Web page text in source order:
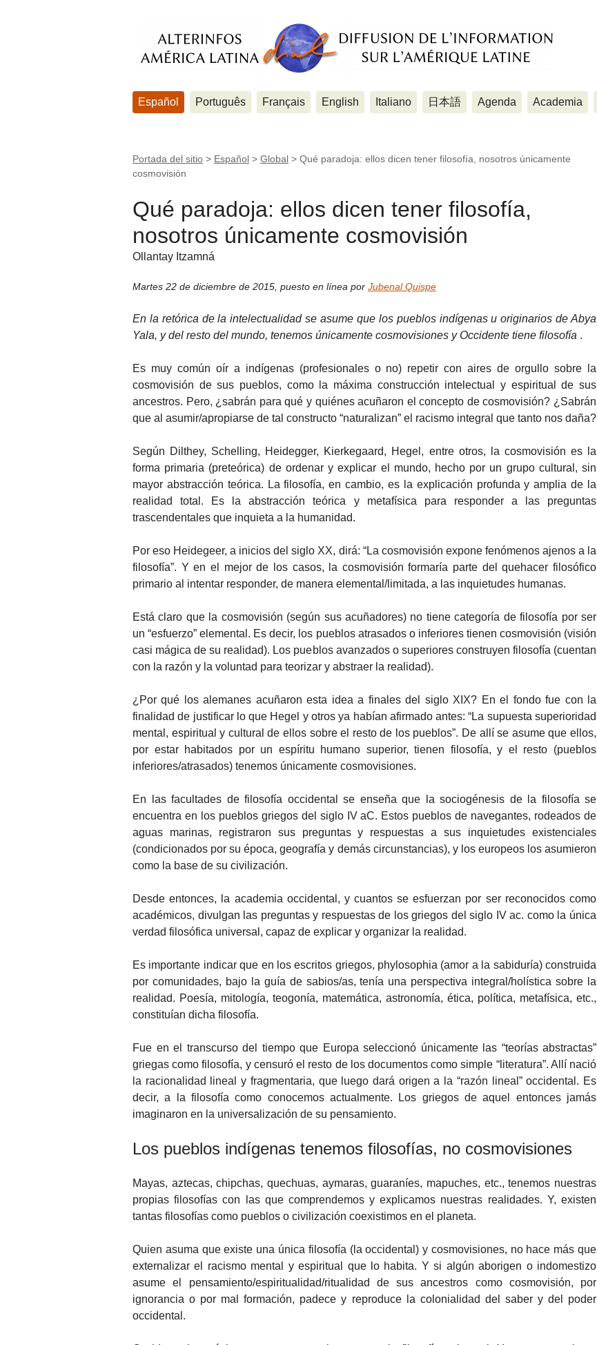
Español Português Français English Italiano 日本語 Agenda Academia
Portada del sitio > Español > Global > Qué paradoja: ellos dicen tener filosofía, nosotros únicamente
cosmovisión
Qué paradoja: ellos dicen tener filosofía,
nosotros únicamente cosmovisión
Ollantay Itzamná
Martes 22 de diciembre de 2015 puesto en línea por Jubenal Quispe
En la retórica de la intelectualidad se asume que los pueblos indígenas u originarios de Abya
Yala, y del resto del mundo, tenemos únicamente cosmovisiones y Occidente tiene filosofía .
Es muy común oír a indígenas (profesionales o no) repetir con aires de orgullo sobre la
cosmovisión de sus pueblos, como la máxima construcción intelectual y espiritual de sus
ancestros. Pero, ¿sabrán para qué y quiénes acuñaron el concepto de cosmovisión? ¿Sabrán
que al asumir/apropiarse de tal constructo “naturalizan” el racismo integral que tanto nos daña?
Según Dilthey, Schelling, Heidegger, Kierkegaard, Hegel, entre otros, la cosmovisión es la
forma primaria (preteórica) de ordenar y explicar el mundo, hecho por un grupo cultural, sin
mayor abstracción teórica. La filosofía, en cambio, es la explicación profunda y amplia de la
realidad total. Es la abstracción teórica y metafísica para responder a las preguntas
trascendentales que inquieta a la humanidad.
Por eso Heidegeer, a inicios del siglo XX, dirá: “La cosmovisión expone fenómenos ajenos a la
filosofía”. Y en el mejor de los casos, la cosmovisión formaría parte del quehacer filosófico
primario al intentar responder, de manera elemental/limitada, a las inquietudes humanas.
Está claro que la cosmovisión (según sus acuñadores) no tiene categoría de filosofía por ser
un “esfuerzo” elemental. Es decir, los pueblos atrasados o inferiores tienen cosmovisión (visión
casi mágica de su realidad). Los pueblos avanzados o superiores construyen filosofía (cuentan
con la razón y la voluntad para teorizar y abstraer la realidad).
¿Por qué los alemanes acuñaron esta idea a finales del siglo XIX? En el fondo fue con la
finalidad de justificar lo que Hegel y otros ya habían afirmado antes: “La supuesta superioridad
mental, espiritual y cultural de ellos sobre el resto de los pueblos”. De allí se asume que ellos,
por estar habitados por un espíritu humano superior, tienen filosofía, y el resto (pueblos
inferiores/atrasados) tenemos únicamente cosmovisiones.
En las facultades de filosofía occidental se enseña que la sociogénesis de la filosofía se
encuentra en los pueblos griegos del siglo IV aC. Estos pueblos de navegantes, rodeados de
aguas marinas, registraron sus preguntas y respuestas a sus inquietudes existenciales
(condicionados por su época, geografía y demás circunstancias), y los europeos los asumieron
como la base de su civilización.
Desde entonces, la academia occidental, y cuantos se esfuerzan por ser reconocidos como
académicos, divulgan las preguntas y respuestas de los griegos del siglo IV ac. como la única
verdad filosófica universal, capaz de explicar y organizar la realidad.
Es importante indicar que en los escritos griegos, phylosophia (amor a la sabiduría) construida
por comunidades, bajo la guía de sabios/as, tenía una perspectiva integral/holística sobre la
realidad. Poesía, mitología, teogonía, matemática, astronomía, ética, política, metafísica, etc.,
constituían dicha filosofía.
Fue en el transcurso del tiempo que Europa seleccionó únicamente las “teorías abstractas”
griegas como filosofía, y censuró el resto de los documentos como simple “literatura”. Allí nació
la racionalidad lineal y fragmentaria, que luego dará origen a la “razón lineal” occidental. Es
decir, a la filosofía como conocemos actualmente. Los griegos de aquel entonces jamás
imaginaron en la universalización de su pensamiento.
Los pueblos indígenas tenemos filosofías, no cosmovisiones
Mayas, aztecas, chipchas, quechuas, aymaras, guaraníes, mapuches, etc., tenemos nuestras
propias filosofías con las que comprendemos y explicamos nuestras realidades. Y, existen
tantas filosofías como pueblos o civilización coexistimos en el planeta.
Quien asuma que existe una única filosofía (la occidental) y cosmovisiones, no hace más que
externalizar el racismo mental y espiritual que lo habita. Y si algún aborigen o indomestizo
asume el pensamiento/espiritualidad/ritualidad de sus ancestros como cosmovisión, por
ignorancia o por mal formación, padece y reproduce la colonialidad del saber y del poder
occidental.